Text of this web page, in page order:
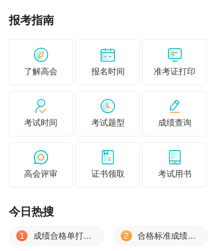
用A4纸双面打印，彩色或黑白均可。
（一）考生应在规定的准考证打印起止日期内自行打印准
（二）考生参加考试的时间、地点及场次，以准考证显示
信息为准。
规行为，将按《中华人民共和国刑法修正案（九）》、
《专业技术人员资格考试违纪违规行为处理规定》等相关
（四）考生可在工作日向相关市（州）财政局、会计专业
技术资格考试管理机构咨询考试事宜，联系电话详见四川
报考指南
了解高会 报名时间 准考证打印
考试时间 考试题型 成绩查询
高会评审 证书领取 考试用书
今日热搜
1 成绩合格单打印流程 2 合格标准成绩有效期